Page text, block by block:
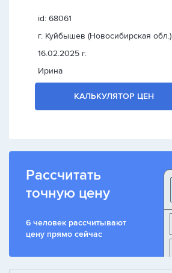
id: 68061
г. Куйбышев (Новосибирская обл.)
16.02.2025 г.
Ирина
КАЛЬКУЛЯТОР ЦЕН
Рассчитать
точную цену
6 человек рассчитывают
цену прямо сейчас